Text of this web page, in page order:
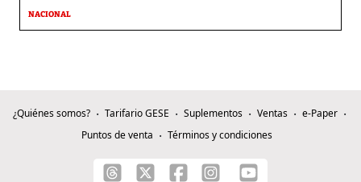
NACIONAL
¿Quiénes somos? Tarifario GESE Suplementos Ventas
e-Paper
Puntos de venta
Términos y condiciones